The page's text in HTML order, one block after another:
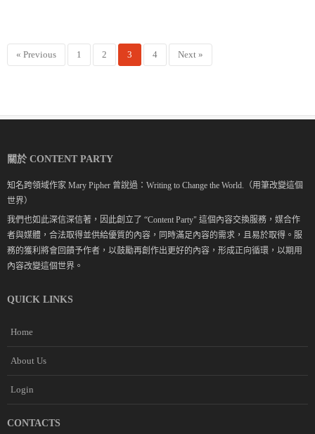
« Previous 1 2 3 4 Next »
關於 CONTENT PARTY
知名跨領域作家 Mary Pipher 曾說過：Writing to Change the World.（用筆改變這個
世界）
我們也如此深信深信著，因此創立了 “Content Party" 這個內容交換服務，媒合作
者與媒體，合法取得並供給優質的內容，同時滿足內容的需求，且易於取得。服
務的獲利將會回饋予作者，以鼓勵再創作出更好的內容，形成正向循環，以期用
內容改變這個世界。
QUICK LINKS
Home
About Us
Login
CONTACTS